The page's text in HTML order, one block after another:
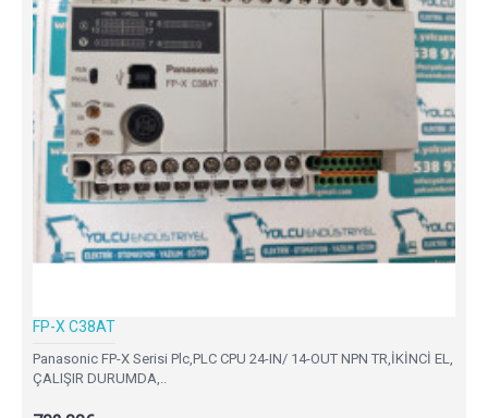
FP-X C38AT
Panasonic FP-X Serisi Plc,PLC CPU 24-IN/ 14-OUT NPN TR,İKİNCİ EL,
ÇALIŞIR DURUMDA,..